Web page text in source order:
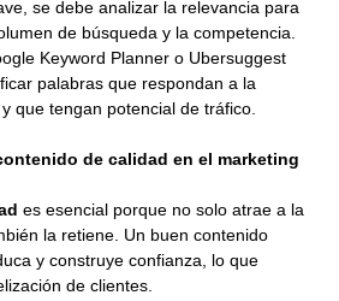
se debe analizar la relevancia para
de búsqueda y la competencia.
Keyword Planner o Ubersuggest
palabras que respondan a la
que tengan potencial de tráfico.
de calidad en el marketing
es esencial porque no solo atrae a la
la retiene. Un buen contenido
y construye confianza, lo que
de clientes.